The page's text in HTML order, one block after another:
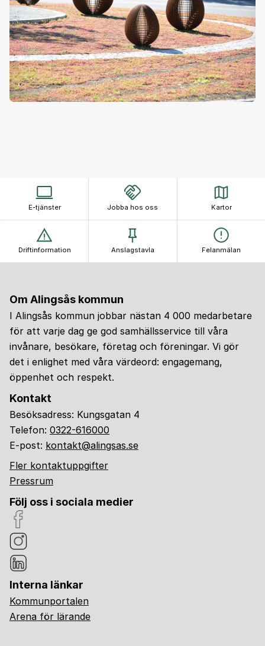
E-tjänster Jobba hos oss Kartor
Driftinformation Anslagstavla Felanmälan
Om Alingsås kommun
I Alingsås kommun jobbar nästan 4 000 medarbetare
för att varje dag ge god samhällsservice till våra
invånare, besökare, företag och föreningar. Vi gör
det i enlighet med våra värdeord: engagemang,
öppenhet och respekt.
Kontakt
Besöksadress: Kungsgatan 4
Telefon: 0322-616000
E-post: kontakt@alingsas.se
Fler kontaktuppgifter
Pressrum
Följ oss i sociala medier
Interna länkar
Kommunportalen
Arena för lärande